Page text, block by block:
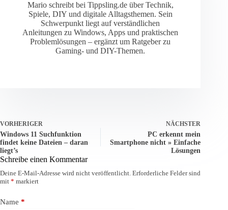
Mario schreibt bei Tippsling.de über Technik,
Spiele, DIY und digitale Alltagsthemen. Sein
Schwerpunkt liegt auf verständlichen
Anleitungen zu Windows, Apps und praktischen
Problemlösungen – ergänzt um Ratgeber zu
Gaming- und DIY-Themen.
VORHERIGER
Windows 11 Suchfunktion
findet keine Dateien – daran
liegt’s
NÄCHSTER
PC erkennt mein
Smartphone nicht » Einfache
Lösungen
Schreibe einen Kommentar
Deine E-Mail-Adresse wird nicht veröffentlicht. Erforderliche Felder sind
mit * markiert
Name *